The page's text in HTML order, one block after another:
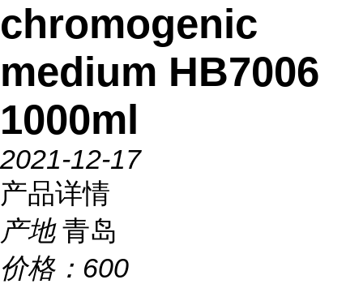
chromogenic
medium HB7006
1000ml
2021-12-17
产品详情
产地 青岛
价格： 600